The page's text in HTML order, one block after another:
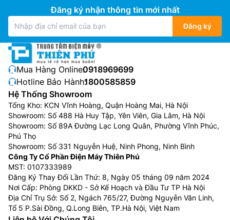
Đăng ký nhận thông tin mới nhất
Đăng ký
Mua Hàng Online:0918969699
Hotline Bảo Hành:1800585859
Hệ Thống Showroom
Tổng Kho: KCN Vĩnh Hoàng, Quận Hoàng Mai, Hà Nội
Showroom: Số 488 Hà Huy Tập, Yên Viên, Gia Lâm, Hà Nội
Showroom: Số 89A Đường Lạc Long Quân, Phường Vĩnh Phúc,
Phú Thọ
Showroom: Số 331 Nguyễn Huệ, Ninh Phong, Ninh Bình
Công Ty Cổ Phần Điện Máy Thiên Phú
MST: 0107333989
Đăng Ký Thay Đổi Lần Thứ: 8, Ngày 05 tháng 09 năm 2024
Nơi Cấp: Phòng DKKD - Sở Kế Hoạch và Đầu Tư TP Hà Nội
Địa Chỉ Trụ Sở: Số 2, Ngách 765/27, Đường Nguyễn Văn Linh,
Tổ 5 P.Sài Đồng, Q.Long Biên, TP.Hà Nội, Việt Nam